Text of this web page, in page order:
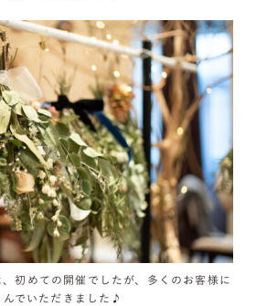
初めての開催でしたが、多くのお客様に
んでいただきました♪